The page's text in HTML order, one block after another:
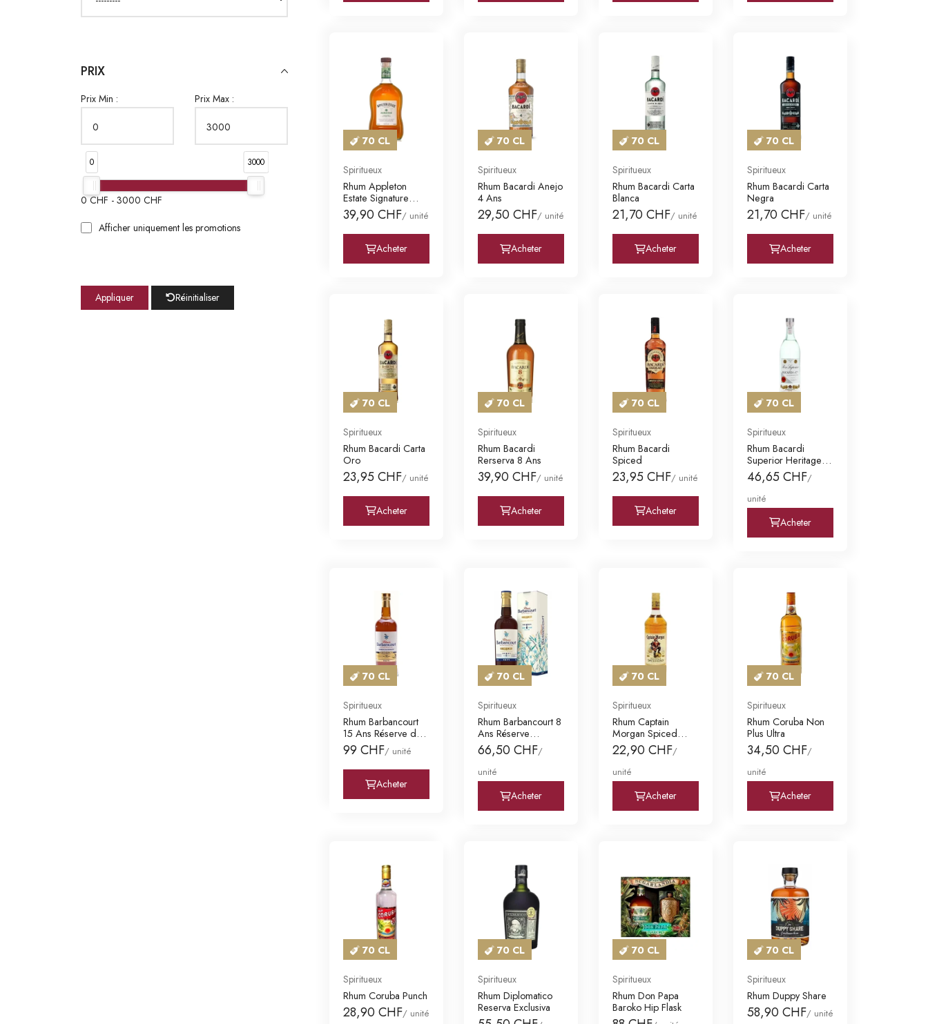
PRIX
Prix Min : Prix Max :
0 3000
0CHF - 3000 CHF
Afficher uniquement les promotions
Appliquer Réinitialiser
70 CL
Spiritueux
Rhum Appleton
Estate Signature
Blend
39,90 CHF/ unité
Acheter
70 CL
Spiritueux
Rhum Bacardi Anejo
4 Ans
29,50 CHF/ unité
Acheter
70 CL
Spiritueux
Rhum Bacardi Carta
Blanca
21,70 CHF/ unité
Acheter
70 CL
Spiritueux
Rhum Bacardi Carta
Negra
21,70 CHF/ unité
Acheter
70 CL
Spiritueux
Rhum Bacardi Carta
Oro
23,95 CHF/ unité
Acheter
70 CL
Spiritueux
Rhum Bacardi
Rerserva 8 Ans
39,90 CHF/ unité
Acheter
70 CL
Spiritueux
Rhum Bacardi
Spiced
23,95 CHF/ unité
Acheter
70 CL
Spiritueux
Rhum Bacardi
Superior Heritage
70
46,65 CHF/
unité
Acheter
70 CL
Spiritueux
Rhum Barbancourt
15 Ans Réserve du
Domaine Vieill
99 CHF/ unité
Acheter
70 CL
Spiritueux
Rhum Barbancourt 8
Ans Réserve
Spéciale Vieilli e
66,50 CHF/
unité
Acheter
70 CL
Spiritueux
Rhum Captain
Morgan Spiced
Gold
22,90 CHF/
unité
Acheter
70 CL
Spiritueux
Rhum Coruba Non
Plus Ultra
34,50 CHF/
unité
Acheter
70 CL
Spiritueux
Rhum Coruba Punch
28,90 CHF/ unité
70 CL
Spiritueux
Rhum Diplomatico
Reserva Exclusiva
70 CL
Spiritueux
Rhum Don Papa
Baroko Hip Flask
70 CL
Spiritueux
Rhum Duppy Share
58,90 CHF/ unité